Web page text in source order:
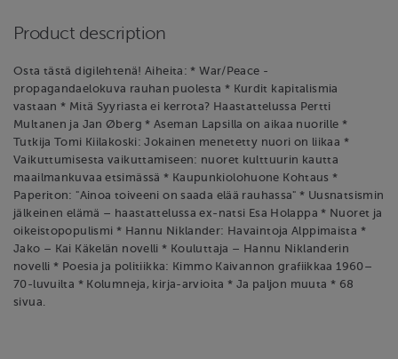
Product description
Osta tästä digilehtenä! Aiheita: * War/Peace -
propagandaelokuva rauhan puolesta * Kurdit kapitalismia
vastaan * Mitä Syyriasta ei kerrota? Haastattelussa Pertti
Multanen ja Jan Øberg * Aseman Lapsilla on aikaa nuorille *
Tutkija Tomi Kiilakoski: Jokainen menetetty nuori on liikaa *
Vaikuttumisesta vaikuttamiseen: nuoret kulttuurin kautta
maailmankuvaa etsimässä * Kaupunkiolohuone Kohtaus *
Paperiton: "Ainoa toiveeni on saada elää rauhassa" * Uusnatsismin
jälkeinen elämä – haastattelussa ex-natsi Esa Holappa * Nuoret ja
oikeistopopulismi * Hannu Niklander: Havaintoja Alppimaista *
Jako – Kai Käkelän novelli * Kouluttaja – Hannu Niklanderin
novelli * Poesia ja politiikka: Kimmo Kaivannon grafiikkaa 1960–
70-luvuilta * Kolumneja, kirja-arvioita * Ja paljon muuta * 68
sivua.